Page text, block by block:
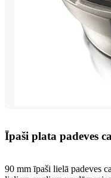
Īpaši plata padeves
90 mm īpaši lielā padeves